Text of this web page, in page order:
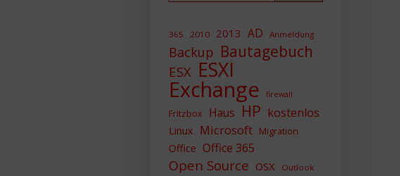
365 2010 2013 AD Anmeldung
Backup Bautagebuch
ESX ESXI
Exchange firewall
Fritzbox Haus HP kostenlos
Linux Microsoft Migration
Office Office 365
Open Source OSX Outlook